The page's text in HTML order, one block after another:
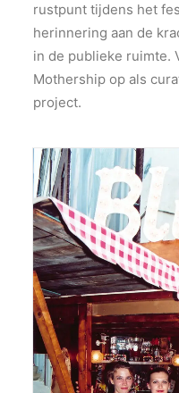
rustpunt tijdens het
herinnering aan de
in de publieke ruimte.
Mothership op als
project.